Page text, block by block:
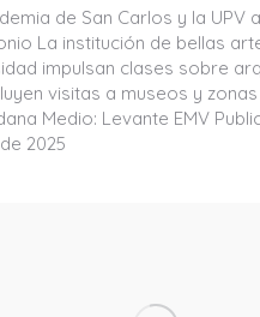
de San Carlos y la UPV
La institución de bellas
impulsan clases sobre
visitas a museos y
Medio: Levante EMV
2025